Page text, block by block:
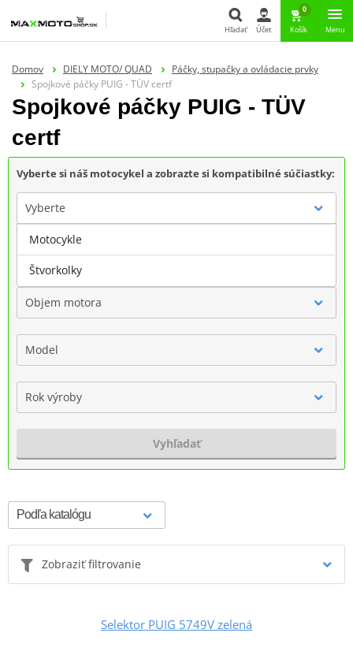
Hľadať
Hľadať Účet
0
Košík Menu
Domov DIELY MOTO/ QUAD
Páčky, stupačky a ovládacie prvky
Spojkové páčky PUIG - TÜV certf
Spojkové páčky PUIG - TÜV
certf
Vyberte si náš motocykel a zobrazte si kompatibilné súčiastky:
Vyberte
Značka
Objem motora
Model
Rok výroby
Vyhľadať
Zobraziť filtrovanie
Selektor PUIG 5749V zelená
Motocykle
Štvorkolky